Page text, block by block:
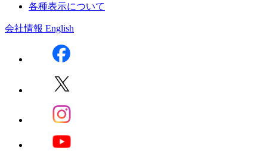
各種表示について
会社情報 English